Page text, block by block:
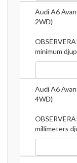
Audi A6
2WD)
minimum
Audi A6
4WD)
millimeters